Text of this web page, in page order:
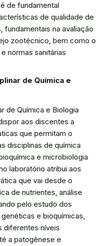
de fundamental
de qualidade de
na avaliação
zootécnico, bem como o
normas sanitárias
de Química e
de Química e Biologia
aos discentes a
que permitam o
disciplinas de química
e microbiologia
laboratório atribui aos
que vai desde o
de nutrientes, análise
pelo estudo dos
e bioquímicas,
diferentes níveis
a patogênese e